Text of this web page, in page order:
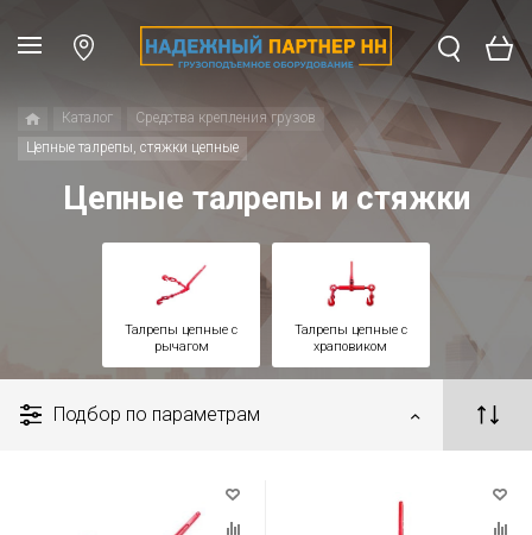
Каталог
Средства крепления грузов
Цепные талрепы, стяжки цепные
Цепные талрепы и стяжки
Талрепы цепные с
рычагом
Талрепы цепные с
храповиком
Подбор по параметрам